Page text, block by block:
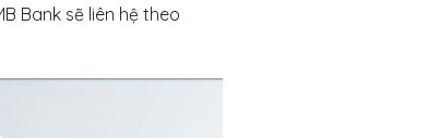
Bank sẽ liên hệ theo